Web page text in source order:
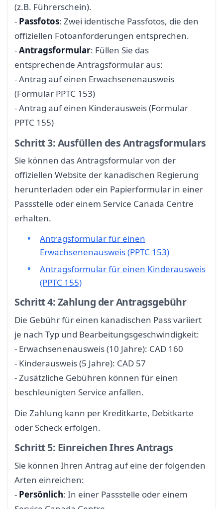
(z.B. Führerschein).
- Passfotos: Zwei identische Passfotos, die den
offiziellen Fotoanforderungen entsprechen.
-Antragsformular: Füllen Sie das
entsprechende Antragsformular aus:
- Antrag auf einen Erwachsenenausweis
(Formular PPTC 153)
- Antrag auf einen Kinderausweis (Formular
PPTC 155)
Schritt 3: Ausfüllen des Antragsformulars
Sie können das Antragsformular von der
offiziellen Website der kanadischen Regierung
herunterladen oder ein Papierformular in einer
Passstelle oder einem Service Canada Centre
erhalten.
Antragsformular für einen
Erwachsenenausweis (PPTC 153)
Antragsformular für einen Kinderausweis
(PPTC 155)
Schritt 4: Zahlung der Antragsgebühr
Die Gebühr für einen kanadischen Pass variiert
je nach Typ und Bearbeitungsgeschwindigkeit:
- Erwachsenenausweis (10 Jahre): CAD 160
- Kinderausweis (5 Jahre): CAD 57
- Zusätzliche Gebühren können für einen
beschleunigten Service anfallen.
Die Zahlung kann per Kreditkarte, Debitkarte
oder Scheck erfolgen.
Schritt 5: Einreichen Ihres Antrags
Sie können Ihren Antrag auf eine der folgenden
Arten einreichen:
- Persönlich: In einer Passstelle oder einem